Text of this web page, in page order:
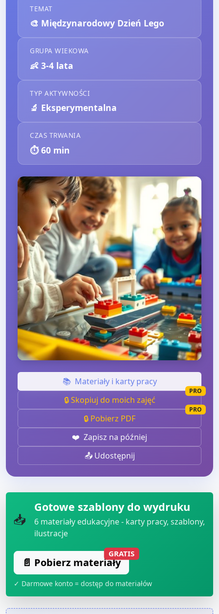
TEMAT
🎨 Międzynarodowy Dzień Lego
GRUPA WIEKOWA
👶 3-4 lata
TYP AKTYWNOŚCI
🔬 Eksperymentalna
CZAS TRWANIA
⏱️60 min
📚 Materiały i karty pracy
🔒 Skopiuj do moich zajęć
PRO
🔒 Pobierz PDF
PRO
❤️ Zapisz na później
📤 Udostępnij
📥
Gotowe szablony do wydruku
6 materiały edukacyjne - karty pracy, szablony,
ilustracje
📄 Pobierz materiały
GRATIS
✓ Darmowe konto = dostęp do materiałów